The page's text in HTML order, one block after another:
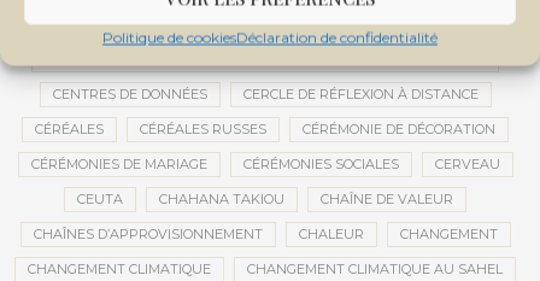
Politique de cookiesDéclaration de confidentialité
CENTRE MALI
CENTRES DE DONNÉES CERCLE DE RÉFLEXION À DISTANCE
CÉRÉALES CÉRÉALES RUSSES CÉRÉMONIE DE DÉCORATION
CÉRÉMONIES DE MARIAGE CÉRÉMONIES SOCIALES CERVEAU
CEUTA CHAHANA TAKIOU CHAÎNE DE VALEUR
CHAÎNES D’APPROVISIONNEMENT CHALEUR CHANGEMENT
CHANGEMENT CLIMATIQUE CHANGEMENT CLIMATIQUE AU SAHEL